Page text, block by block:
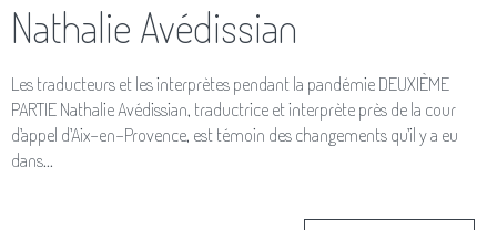
Nathalie Avédissian
Les traducteurs et les interprètes pendant la pandémie DEUXIÈME
PARTIE Nathalie Avédissian, traductrice et interprète près de la cour
d’appel d’Aix-en-Provence, est témoin des changements qu’il y a eu
dans...